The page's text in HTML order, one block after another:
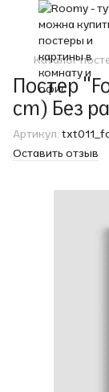
Каталог
Постер
cm) Без
Артикул:
Оставить отзыв